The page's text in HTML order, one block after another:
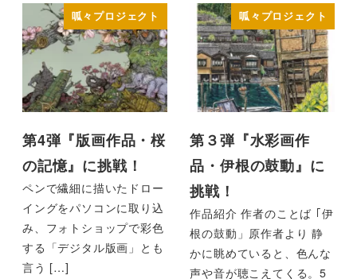
呱々プロジェクト
第4弾『版画作品・桜
の記憶』に挑戦！
ペンで繊細に描いたドロー
イングをパソコンに取り込
み、フォトショップで彩色
する「デジタル版画」とも
言う […]
呱々プロジェクト
第３弾『水彩画作
品・伊根の鼓動』に
挑戦！
作品紹介 作者のことば ｢伊
根の鼓動」原作者より 静
かに眺めていると、色んな
声や音が聴こえてくる。5